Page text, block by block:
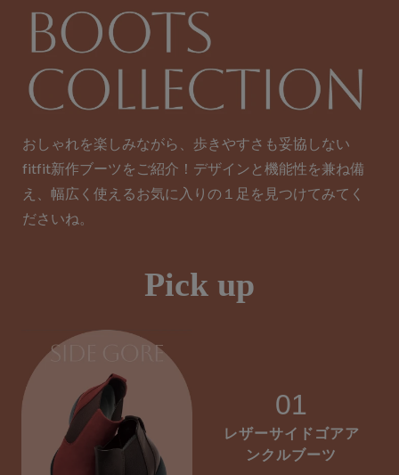
おしゃれを楽しみながら、歩きやすさも妥協しない
fitfit新作ブーツをご紹介！デザインと機能性を兼ね備
え、幅広く使えるお気に入りの１足を見つけてみてく
ださいね。
Pick up
01
レザーサイドゴアア
ンクルブーツ